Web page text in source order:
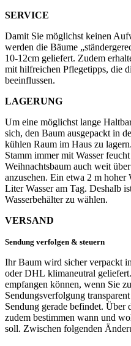
SERVICE
Damit Sie möglichst keinen
werden die Bäume
10-12cm geliefert. Zudem
mit hilfreichen Pflegetipps, die
beeinflussen.
LAGERUNG
Um eine möglichst lange
sich, den Baum ausgepackt in
kühlen Raum im Haus zu
Stamm immer mit Wasser
Weihnachtsbaum auch weit
anzusehen. Ein etwa 2 m hoher
Liter Wasser am Tag. Deshalb
Wasserbehälter zu wählen.
VERSAND
Sendung verfolgen & steuern
Ihr Baum wird sicher verpackt
oder DHL klimaneutral
empfangen können, wenn Sie
Sendungsverfolgung
Sendung gerade befindet. Über
zudem bestimmen wann und
soll. Zwischen folgenden